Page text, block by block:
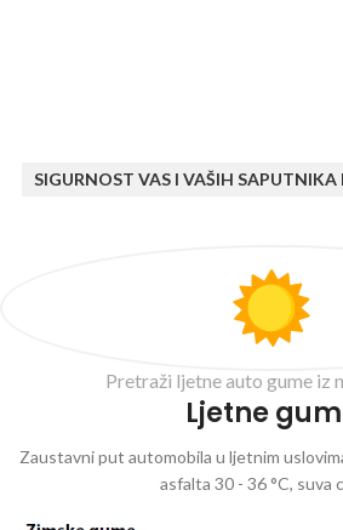
SIGURNOST VAS I VAŠIH
Pretraži ljetne auto gume iz
Ljetne
Zaustavni put automobila u ljetnim
asfalta 30 - 36 °C, suva